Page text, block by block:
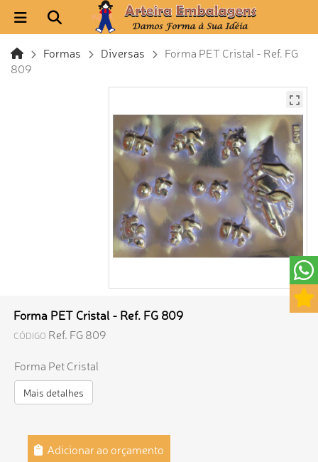
Formas Diversas
Forma PET Cristal - Ref. FG
809
Forma PET Cristal - Ref. FG 809
CÓDIGO Ref. FG 809
Forma Pet Cristal
Mais detalhes
Adicionar ao orçamento